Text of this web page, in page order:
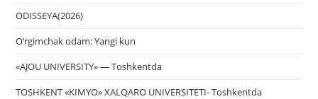
ODISSEYA(2026)
O‘rgimchak odam: Yangi kun
«AJOU UNIVERSITY» — Toshkentda
TOSHKENT «KIMYO» XALQARO UNIVERSITETI- Toshkentda